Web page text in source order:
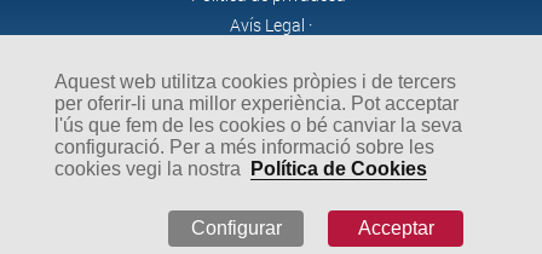
Aquest web utilitza cookies pròpies i de tercers
per oferir-li una millor experiència. Pot acceptar
l'ús que fem de les cookies o bé canviar la seva
configuració. Per a més informació sobre les
cookies vegi la nostra
Política de Cookies
Acceptar
Configurar
Avís Legal ·